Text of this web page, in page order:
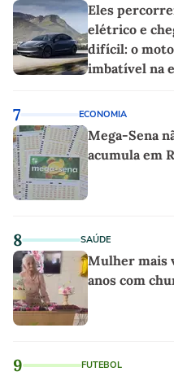
Eles
elétrico e
difícil: o
imbatível na
7 ECONOMIA
Mega-Sena
acumula em
8 SAÚDE
Mulher mais
anos com
9 FUTEBOL